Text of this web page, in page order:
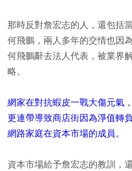
那時反對詹宏志的人，還包括
何飛鵬，兩人多年的交情也因
何飛鵬辭去法人代表，被業界
略。
網家在對抗蝦皮一戰大傷元氣
更連帶導致商店街因為淨值轉
網路家庭在資本市場的成員。
資本市場給予詹宏志的教訓，